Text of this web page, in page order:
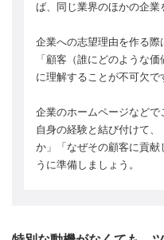
ば、同じ業界のほかの企業
企業への志望理由を作る際
「顧客（誰にどのような
に理解することが不可欠で
企業のホームページなどで
自身の経験と結び付けて
か」「なぜその顧客に貢献
うに準備しましょう。